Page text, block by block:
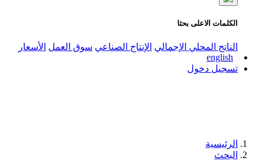
الكلمات الاعلى بحثا
الناتج المحلي الإجمالي الإنتاج الصناعي سوق العمل الأسعار
english
تسجيل دخول
الرئيسية
البحث